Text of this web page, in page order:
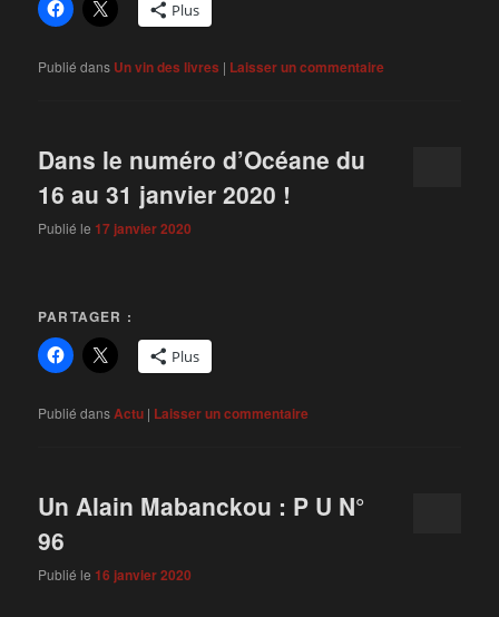
Plus
Publié dans Un vin des livres | Laisser un commentaire
Dans le numéro d’Océane du
16 au 31 janvier 2020 !
Publié le 17 janvier 2020
PARTAGER :
Plus
Publié dansActu | Laisser un commentaire
Un Alain Mabanckou : P U N°
96
Publié le 16 janvier 2020